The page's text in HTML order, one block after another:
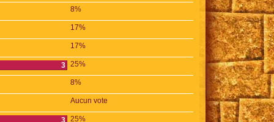
8%
17%
17%
3 25%
8%
Aucun vote
3 25%